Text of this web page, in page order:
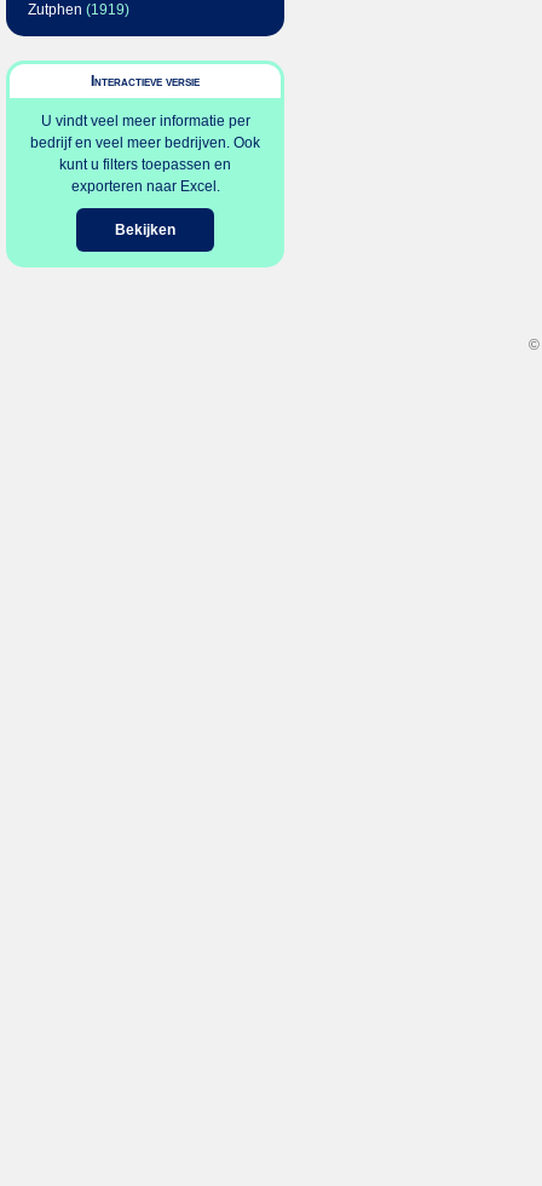
Zutphen (1919)
Interactieve versie
U vindt veel meer informatie per
bedrijf en veel meer bedrijven. Ook
kunt u filters toepassen en
exporteren naar Excel.
Bekijken
©